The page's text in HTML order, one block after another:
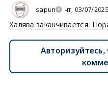
sapun чт, 03/07/
Халява заканчивается.